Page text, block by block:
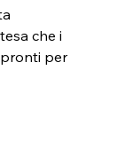
che i
pronti per